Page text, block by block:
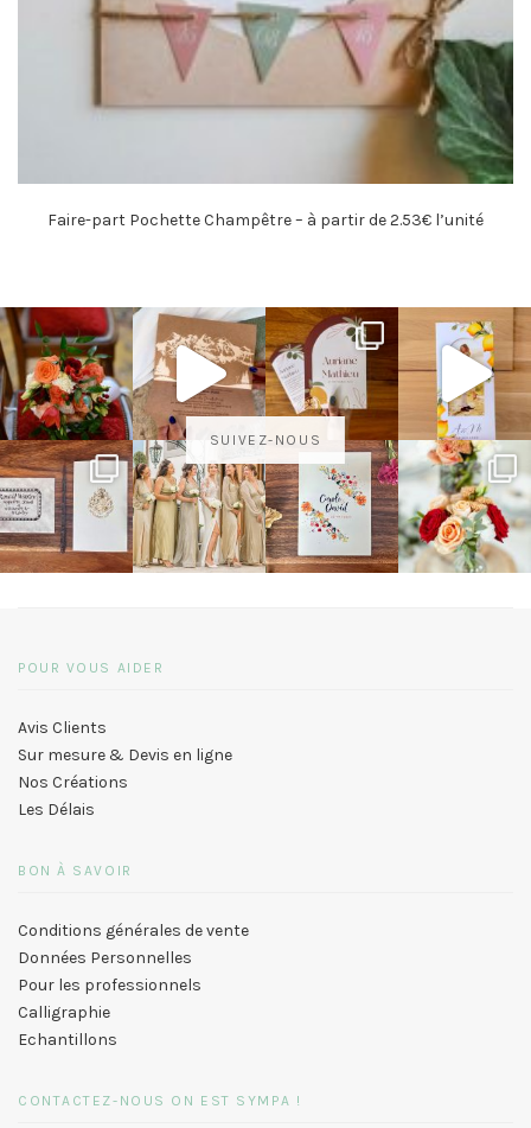
Faire-part Pochette Champêtre – à partir de 2.53€ l’unité
SUIVEZ-NOUS
POUR VOUS AIDER
Avis Clients
Sur mesure & Devis en ligne
Nos Créations
Les Délais
BON À SAVOIR
Conditions générales de vente
Données Personnelles
Pour les professionnels
Calligraphie
Echantillons
CONTACTEZ-NOUS ON EST SYMPA !